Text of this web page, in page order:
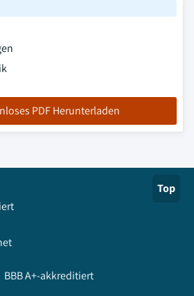
PDF Herunterladen
Top
BBB A+-akkreditiert